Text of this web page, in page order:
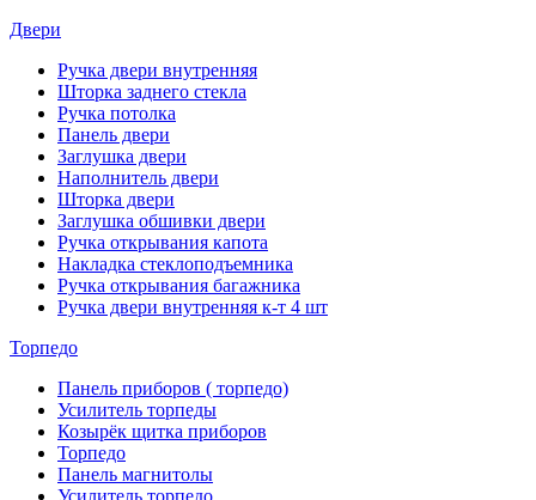
Двери
Ручка двери внутренняя
Шторка заднего стекла
Ручка потолка
Панель двери
Заглушка двери
Наполнитель двери
Шторка двери
Заглушка обшивки двери
Ручка открывания капота
Накладка стеклоподъемника
Ручка открывания багажника
Ручка двери внутренняя к-т 4 шт
Торпедо
Панель приборов ( торпедо)
Усилитель торпеды
Козырёк щитка приборов
Торпедо
Панель магнитолы
Усилитель торпедо